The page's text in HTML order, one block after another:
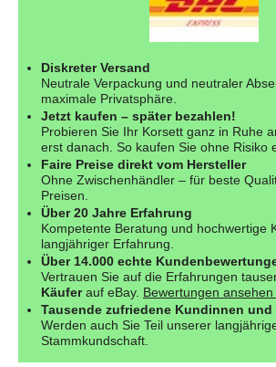
Diskreter Versand
Neutrale Verpackung und neutraler
maximale Privatsphäre.
Jetzt kaufen – später bezahlen!
Probieren Sie Ihr Korsett ganz in Ruhe
erst danach. So kaufen Sie ohne Risiko
Faire Preise direkt vom Hersteller
Ohne Zwischenhändler – für beste
Preisen.
Über 20 Jahre Erfahrung
Kompetente Beratung und hochwertige
langjähriger Erfahrung.
Über 14.000 echte
Vertrauen Sie auf die Erfahrungen
Käuferauf eBay. Bewertungen ansehen
Tausende zufriedene Kundinnen und
Werden auch Sie Teil unserer
Stammkundschaft.